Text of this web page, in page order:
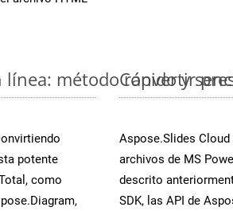
línea: método rápido y
potente
como
Convertir
Aspose.Slides
archivos de MS
descrito
SDK, las API de